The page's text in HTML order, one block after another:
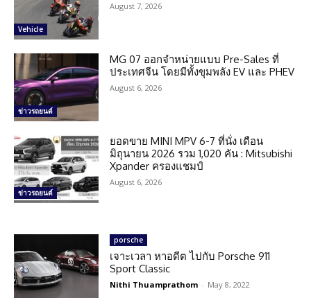
Vehicle
August 7, 2026
ข่าวรถยนต์
MG 07 ออกจำหน่ายแบบ Pre-Sales ที่
ประเทศจีน โดยมีทั้งขุมพลัง EV และ PHEV
August 6, 2026
ข่าวรถยนต์
ยอดขาย MINI MPV 6-7 ที่นั่ง เดือน
มิถุนายน 2026 รวม 1,020 คัน : Mitsubishi
Xpander ครองแชมป์
August 6, 2026
porsche
เจาะเวลา หาอดีต ไปกับ Porsche 911
Sport Classic
Nithi Thuamprathom - May 8, 2022